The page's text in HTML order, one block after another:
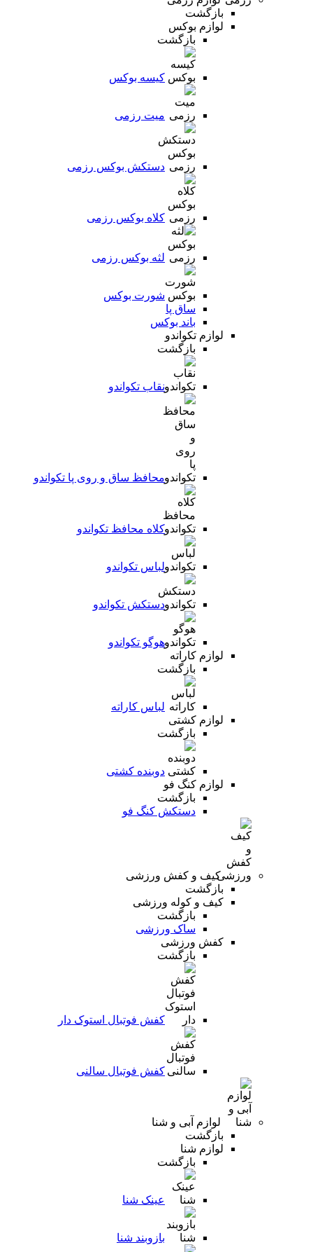
بازگشت
لوازم بوکس
بازگشت
کیسه بوکس
میت رزمی
دستکش بوکس رزمی
کلاه بوکس رزمی
لثه بوکس رزمی
شورت بوکس
ساق پا
باند بوکس
لوازم تکواندو
بازگشت
نقاب تکواندو
محافظ ساق و روی پا تکواندو
کلاه محافظ تکواندو
لباس تکواندو
دستکش تکواندو
هوگو تکواندو
لوازم کاراته
بازگشت
لباس کاراته
لوازم کشتی
بازگشت
دوبنده کشتی
لوازم کنگ فو
بازگشت
دستکش کنگ فو
کیف و کفش ورزشی
بازگشت
کیف و کوله ورزشی
بازگشت
ساک ورزشی
کفش ورزشی
بازگشت
کفش فوتبال استوک دار
کفش فوتبال سالنی
لوازم آبی و شنا
بازگشت
لوازم شنا
بازگشت
عینک شنا
بازوبند شنا